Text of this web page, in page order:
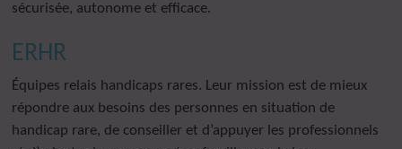
sécurisée, autonome et efficace.
ERHR
Équipes relais handicaps rares. Leur mission est de mieux
répondre aux besoins des personnes en situation de
handicap rare, de conseiller et d’appuyer les professionnels